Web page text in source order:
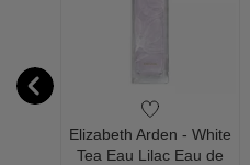
Elizabeth Arden - White
Tea Eau Lilac Eau de